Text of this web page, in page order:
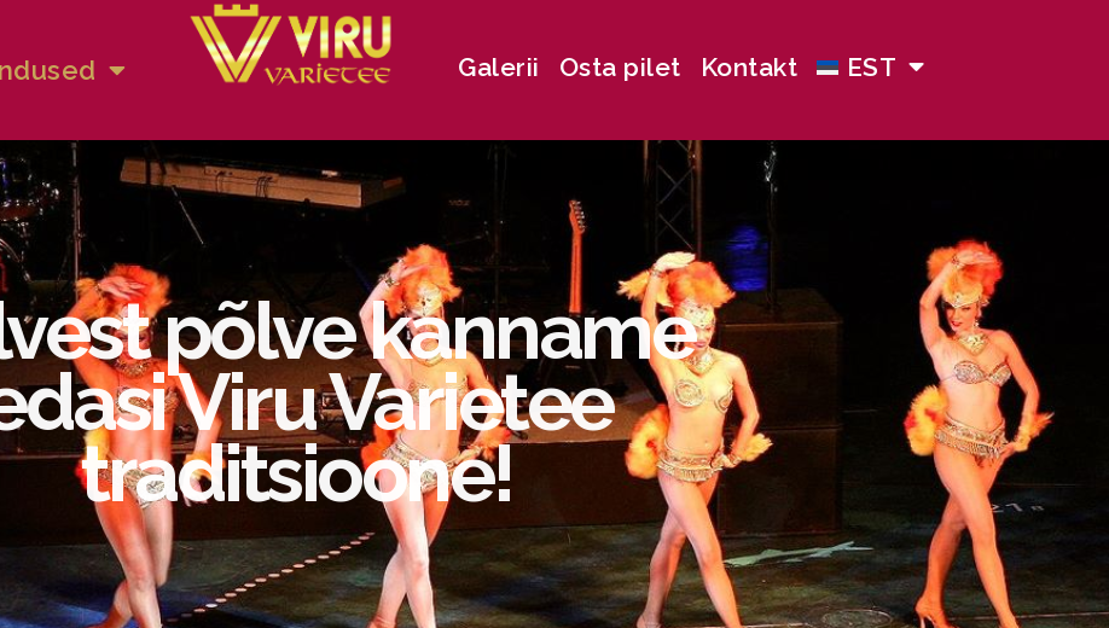
Galerii Osta pilet Kontakt EST
põlve kanname
Viru Varietee
traditsioone!